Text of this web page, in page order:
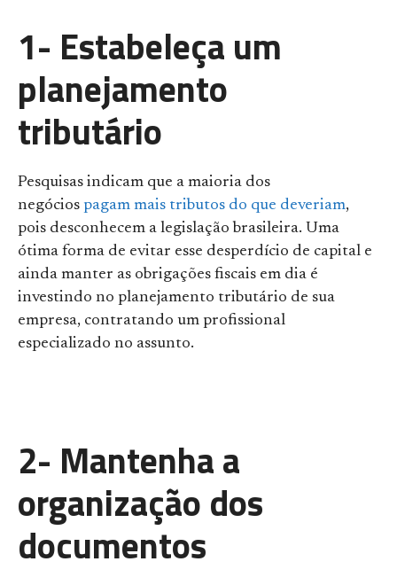
1- Estabeleça um
planejamento
tributário
Pesquisas indicam que a maioria dos
negócios pagam mais tributos do que deveriam,
pois desconhecem a legislação brasileira. Uma
ótima forma de evitar esse desperdício de capital e
ainda manter as obrigações fiscais em dia é
investindo no planejamento tributário de sua
empresa, contratando um profissional
especializado no assunto.
2- Mantenha a
organização dos
documentos